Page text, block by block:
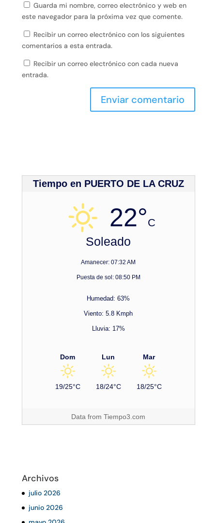
Guarda mi nombre, correo electrónico y web en
este navegador para la próxima vez que comente.
Recibir un correo electrónico con los siguientes
comentarios a esta entrada.
Recibir un correo electrónico con cada nueva
entrada.
Tiempo en PUERTO DE LA CRUZ
22°C
Soleado
Amanecer: 07:32 AM
Puesta de sol: 08:50 PM
Humedad: 63%
Viento: 5.8 Kmph
Lluvia: 17%
Dom
19/25°C
Lun
18/24°C
Mar
18/25°C
Data fromTiempo3.com
Archivos
julio 2026
junio 2026